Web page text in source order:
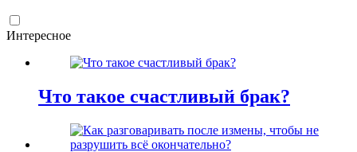
Интересное
Что такое счастливый брак?